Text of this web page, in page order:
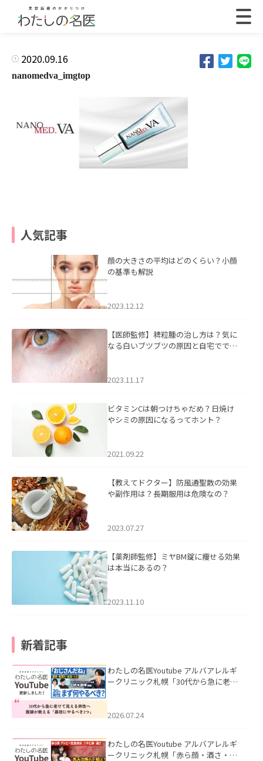
2020.09.16
nanomedva_imgtop
人気記事
顔の大きさの平均はどのくらい？小顔
の基準も解説
2023.12.12
【医師監修】稗粒腫の治し方は？気に
なる白いブツブツの原因と自宅ででき
2023.11.17
ビタミンCは朝つけちゃだめ？日焼け
やシミの原因になるってホント？
2021.09.22
【教えてドクター】防風通聖散の効果
や副作用は？長期服用は危険なの？
2023.07.27
【薬剤師監修】ミヤBM錠に痩せる効果
は本当にあるの？
2023.11.10
新着記事
わたしの名医Youtube アルバアレルギ
ークリニック札幌「30代から急に老け
た。
2026.07.24
わたしの名医Youtube アルバアレルギ
ークリニック札幌「赤ら顔・酒さ・ニ